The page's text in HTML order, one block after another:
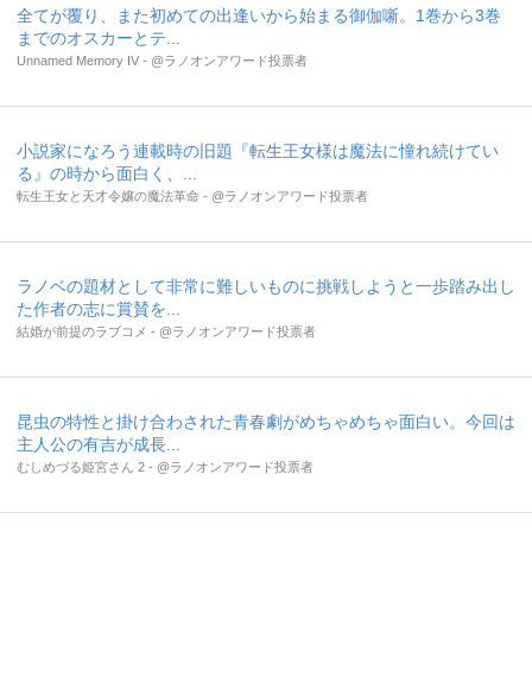
全てが覆り、また初めての出逢いから始まる御伽噺。1巻から3巻
までのオスカーとテ...
Unnamed Memory IV - @ラノオンアワード投票者
小説家になろう連載時の旧題『転生王女様は魔法に憧れ続けてい
る』の時から面白く、...
転生王女と天才令嬢の魔法革命 - @ラノオンアワード投票者
ラノベの題材として非常に難しいものに挑戦しようと一歩踏み出し
た作者の志に賞賛を...
結婚が前提のラブコメ - @ラノオンアワード投票者
昆虫の特性と掛け合わされた青春劇がめちゃめちゃ面白い。今回は
主人公の有吉が成長...
むしめづる姫宮さん 2 - @ラノオンアワード投票者